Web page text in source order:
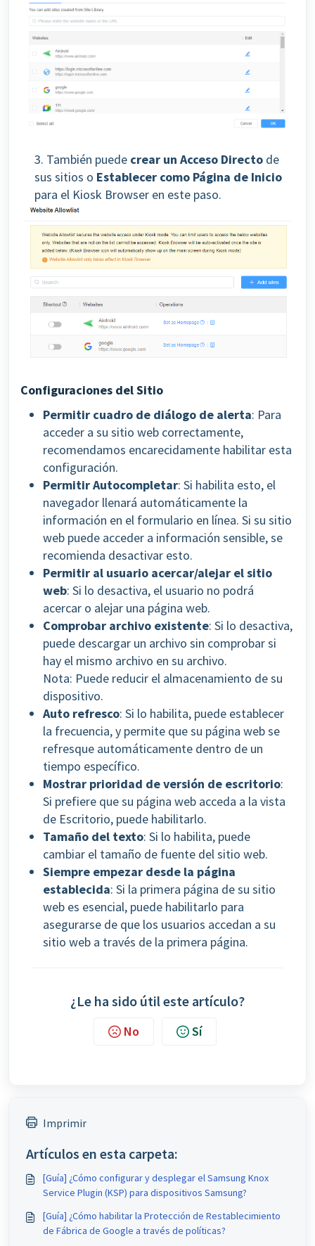
3. También puede crear un Acceso Directo de
sus sitios o Establecer como Página de Inicio
para el Kiosk Browser en este paso.
Configuraciones del Sitio
Permitir cuadro de diálogo de alerta: Para
acceder a su sitio web correctamente,
recomendamos encarecidamente habilitar esta
configuración.
Permitir Autocompletar: Si habilita esto, el
navegador llenará automáticamente la
información en el formulario en línea. Si su sitio
web puede acceder a información sensible, se
recomienda desactivar esto.
Permitir al usuario acercar/alejar el sitio
web: Si lo desactiva, el usuario no podrá
acercar o alejar una página web.
Comprobar archivo existente: Si lo desactiva,
puede descargar un archivo sin comprobar si
hay el mismo archivo en su archivo.
Nota: Puede reducir el almacenamiento de su
dispositivo.
Auto refresco: Si lo habilita, puede establecer
la frecuencia, y permite que su página web se
refresque automáticamente dentro de un
tiempo específico.
Mostrar prioridad de versión de escritorio:
Si prefiere que su página web acceda a la vista
de Escritorio, puede habilitarlo.
Tamaño del texto: Si lo habilita, puede
cambiar el tamaño de fuente del sitio web.
Siempre empezar desde la página
establecida: Si la primera página de su sitio
web es esencial, puede habilitarlo para
asegurarse de que los usuarios accedan a su
sitio web a través de la primera página.
¿Le ha sido útil este artículo?
No Sí
Imprimir
Artículos en esta carpeta:
[Guía] ¿Cómo configurar y desplegar el Samsung Knox
Service Plugin (KSP) para dispositivos Samsung?
[Guía] ¿Cómo habilitar la Protección de Restablecimiento
de Fábrica de Google a través de políticas?